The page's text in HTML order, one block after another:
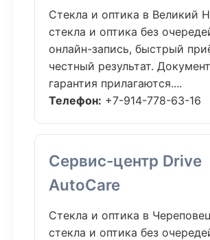
Стекла и оптика в Великий
стекла и оптика без
онлайн-запись, быстрый
честный результат.
гарантия прилагаются....
Телефон: +7-914-778-63-16
Сервис-центр Drive
AutoCare
Стекла и оптика в
стекла и оптика без